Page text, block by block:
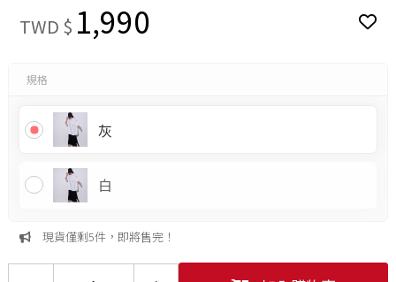
TWD $ 1,990
規格
灰
白
現貨僅剩5件，即將售完！